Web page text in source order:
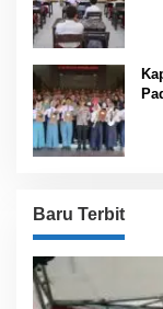
Baru Terbit